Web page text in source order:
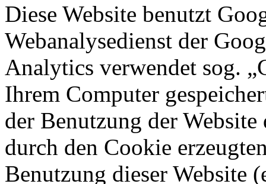
Diese Website benutzt
Webanalysedienst der
Analytics verwendet sog.
Ihrem Computer
der Benutzung der
durch den Cookie
Benutzung dieser Website